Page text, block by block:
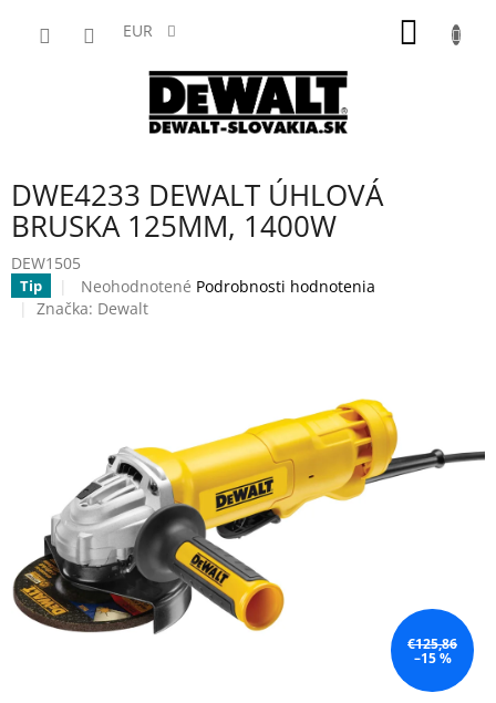
EUR
DWE4233 DEWALT ÚHLOVÁ
BRUSKA 125MM, 1400W
DEW1505
Tip
Priemerné
hodnotenie
Neohodnotené Podrobnosti hodnotenia
Značka: Dewalt
€125,86
–15 %